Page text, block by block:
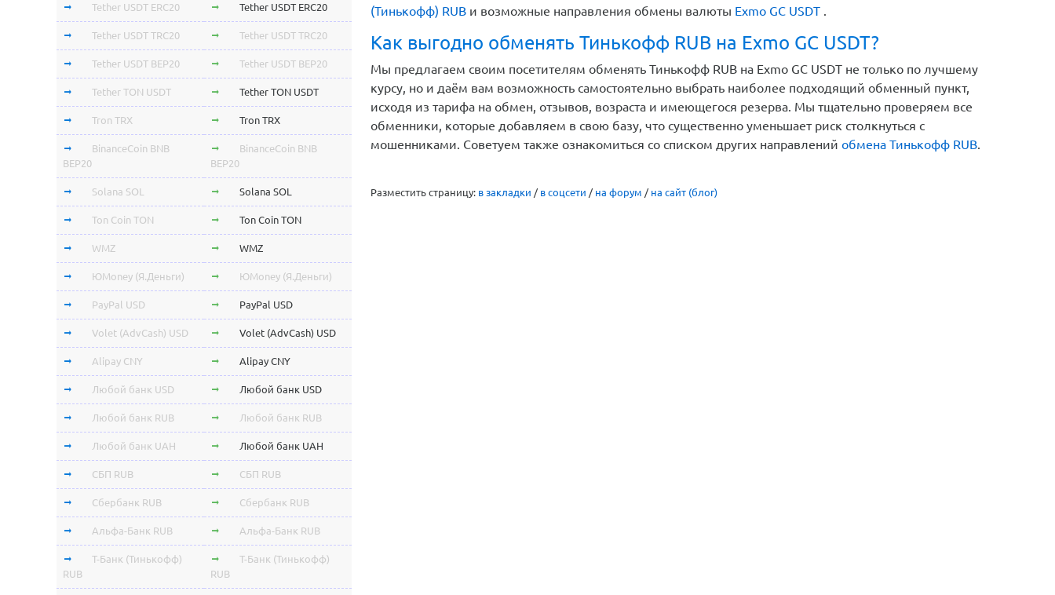
(Тинькофф) RUB и возможные направления обмены валюты Exmo GC USDT .
Как выгодно обменять Тинькофф RUB на Exmo GC USDT?
Мы предлагаем своим посетителям обменять Тинькофф RUB на Exmo GC USDT не только по лучшему
курсу, но и даём вам возможность самостоятельно выбрать наиболее подходящий обменный пункт,
исходя из тарифа на обмен, отзывов, возраста и имеющегося резерва. Мы тщательно проверяем все
обменники, которые добавляем в свою базу, что существенно уменьшает риск столкнуться с
мошенниками. Советуем также ознакомиться со списком других направлений обмена Тинькофф RUB.
Разместить страницу: в закладки / в соцсети / на форум / на сайт (блог)
Tether USDT ERC20 Tether USDT ERC20
Tether USDT TRC20 Tether USDT TRC20
Tether USDT BEP20 Tether USDT BEP20
Tether TON USDT Tether TON USDT
Tron TRX Tron TRX
BinanceCoin BNB
BEP20
BinanceCoin BNB
BEP20
Solana SOL Solana SOL
Ton Coin TON Ton Coin TON
WMZ WMZ
ЮMoney (Я.Деньги) ЮMoney (Я.Деньги)
PayPal USD PayPal USD
Volet (AdvCash) USD Volet (AdvCash) USD
Alipay CNY Alipay CNY
Любой банк USD Любой банк USD
Любой банк RUB Любой банк RUB
Любой банк UAH Любой банк UAH
СБП RUB СБП RUB
Сбербанк RUB Сбербанк RUB
Альфа-Банк RUB Альфа-Банк RUB
Т-Банк (Тинькофф)
RUB
Т-Банк (Тинькофф)
RUB